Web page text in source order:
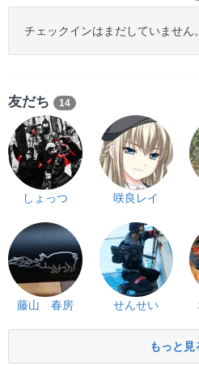
チェックインはまだしていません。
友だち 14
しょっつ 咲良レイ
藤山 春房 せんせい
もっと見